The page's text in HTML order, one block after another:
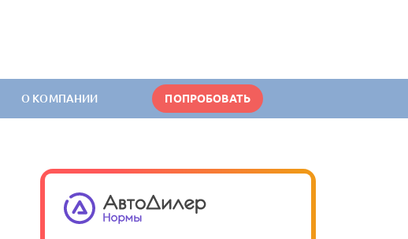
О КОМПАНИИ ПОПРОБОВАТЬ